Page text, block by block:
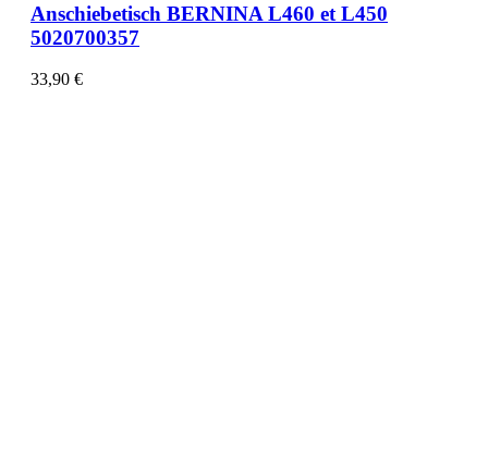
Anschiebetisch BERNINA L460 et L450
5020700357
33,90 €